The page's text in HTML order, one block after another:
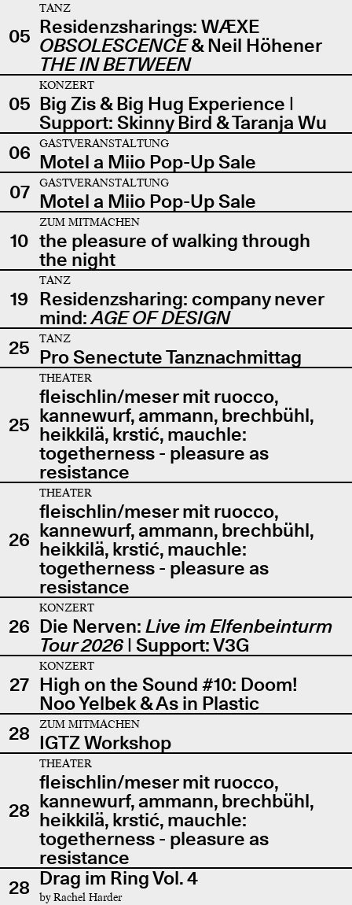
05
TANZ
Residenzsharings: WÆXE
OBSOLESCENCE& Neil Höhener
THE IN BETWEEN
05
KONZERT
Big Zis & Big Hug Experience |
Support: Skinny Bird & Taranja Wu
06
GASTVERANSTALTUNG
Motel a Miio Pop-Up Sale
07
GASTVERANSTALTUNG
Motel a Miio Pop-Up Sale
10
ZUM MITMACHEN
the pleasure of walking through
the night
19
TANZ
Residenzsharing: company never
mind:AGE OF DESIGN
25
TANZ
Pro Senectute Tanznachmittag
25
THEATER
fleischlin/meser mit ruocco,
kannewurf, ammann, brechbühl,
heikkilä, krstić, mauchle:
togetherness - pleasure as
resistance
26
THEATER
fleischlin/meser mit ruocco,
kannewurf, ammann, brechbühl,
heikkilä, krstić, mauchle:
togetherness - pleasure as
resistance
26
KONZERT
Die Nerven: Live im Elfenbeinturm
Tour 2026| Support: V3G
27
KONZERT
High on the Sound #10: Doom!
Noo Yelbek & As in Plastic
28
ZUM MITMACHEN
IGTZ Workshop
28
THEATER
fleischlin/meser mit ruocco,
kannewurf, ammann, brechbühl,
heikkilä, krstić, mauchle:
togetherness - pleasure as
resistance
28 Drag im Ring Vol. 4
by Rachel Harder